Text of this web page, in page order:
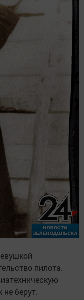
пилота.
берут.